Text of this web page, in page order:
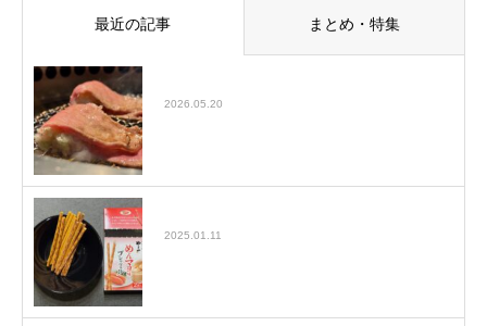
最近の記事 まとめ・特集
2026.05.20
2025.01.11